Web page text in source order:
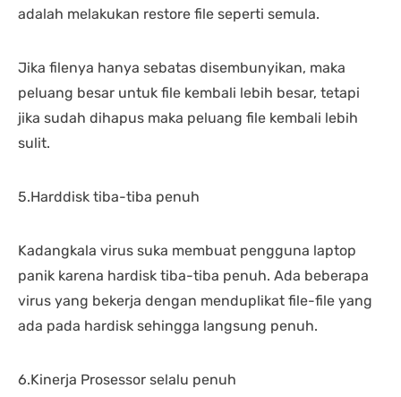
adalah melakukan restore file seperti semula.
Jika filenya hanya sebatas disembunyikan, maka
peluang besar untuk file kembali lebih besar, tetapi
jika sudah dihapus maka peluang file kembali lebih
sulit.
5.Harddisk tiba-tiba penuh
Kadangkala virus suka membuat pengguna laptop
panik karena hardisk tiba-tiba penuh. Ada beberapa
virus yang bekerja dengan menduplikat file-file yang
ada pada hardisk sehingga langsung penuh.
6.Kinerja Prosessor selalu penuh